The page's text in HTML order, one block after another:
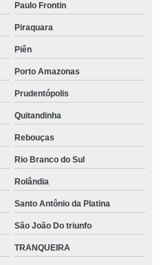
Paulo Frontin
Piraquara
Piên
Porto Amazonas
Prudentópolis
Quitandinha
Rebouças
Rio Branco do Sul
Rolândia
Santo Antônio da Platina
São João Do triunfo
TRANQUEIRA